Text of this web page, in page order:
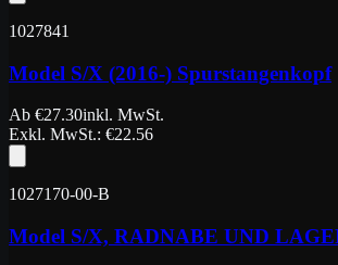
1027841
Model S/X (2016-) Spurstangenkopf
Ab €27.30inkl. MwSt.
Exkl. MwSt.: €22.56
1027170-00-B
Model S/X, RADNABE UND